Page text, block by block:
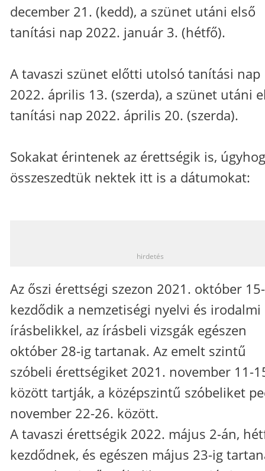
december 21. (kedd), a szünet utáni első
tanítási nap 2022. január 3. (hétfő).
A tavaszi szünet előtti utolsó tanítási nap
2022. április 13. (szerda), a szünet utáni
tanítási nap 2022. április 20. (szerda).
Sokakat érintenek az érettségik is,
összeszedtük nektek itt is a dátumokat:
hirdetés
Az őszi érettségi szezon 2021. október
kezdődik a nemzetiségi nyelvi és irodalmi
írásbelikkel, az írásbeli vizsgák egészen
október 28-ig tartanak. Az emelt szintű
szóbeli érettségiket 2021. november 11-
között tartják, a középszintű szóbeliket
november 22-26. között.
A tavaszi érettségik 2022. május 2-án,
kezdődnek, és egészen május 23-ig